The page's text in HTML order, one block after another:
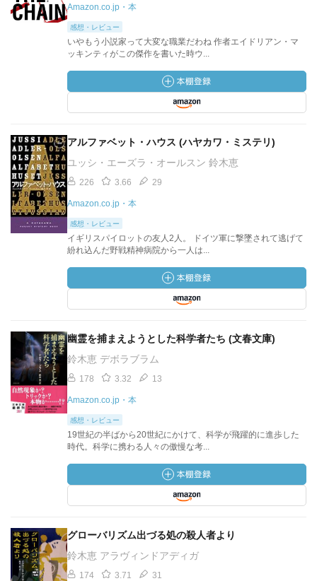
Amazon.co.jp・本
感想・レビュー
いやもう小説家って大変な職業だわね 作者エイドリアン・マ
ッキンティがこの傑作を書いた時ウ...
アルファベット・ハウス (ハヤカワ・ミステリ)
ユッシ・エーズラ・オールスン 鈴木恵
226 3.66 29
Amazon.co.jp・本
感想・レビュー
イギリスパイロットの友人2人。 ドイツ軍に撃墜されて逃げて
紛れ込んだ野戦精神病院から一人は...
幽霊を捕まえようとした科学者たち (文春文庫)
鈴木恵 デボラブラム
178 3.32 13
Amazon.co.jp・本
感想・レビュー
19世紀の半ばから20世紀にかけて、科学が飛躍的に進歩した
時代。科学に携わる人々の傲慢な考...
グローバリズム出づる処の殺人者より
鈴木恵 アラヴィンドアディガ
174 3.71 31